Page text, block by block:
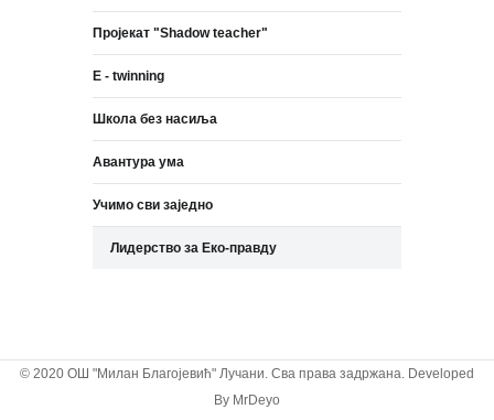
Пројекат "Shadow teacher"
E - twinning
Школа без насиља
Авантура ума
Учимо сви заједно
Лидерство за Еко-правду
© 2020 ОШ "Милан Благојевић" Лучани. Сва права задржана. Developed
By MrDeyo